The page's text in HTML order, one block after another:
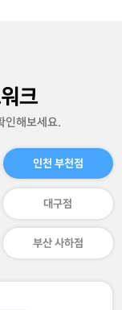
크
인해보세요.
인천 부천점
대구점
부산 사하점